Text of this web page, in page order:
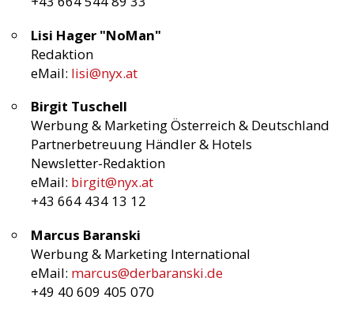
Lisi Hager "NoMan"
Redaktion
eMail: lisi@nyx.at
Birgit Tuschell
Werbung & Marketing Österreich & Deutschland
Partnerbetreuung Händler & Hotels
Newsletter-Redaktion
eMail: birgit@nyx.at
+43 664 434 13 12
Marcus Baranski
Werbung & Marketing International
eMail: marcus@derbaranski.de
+49 40 609 405 070